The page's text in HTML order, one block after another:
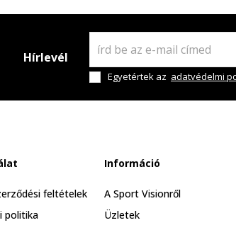
Hírlevél
Egyetértek az adatvédelmi
feltételek
politika
Információ
A Sport Visionről
Üzletek